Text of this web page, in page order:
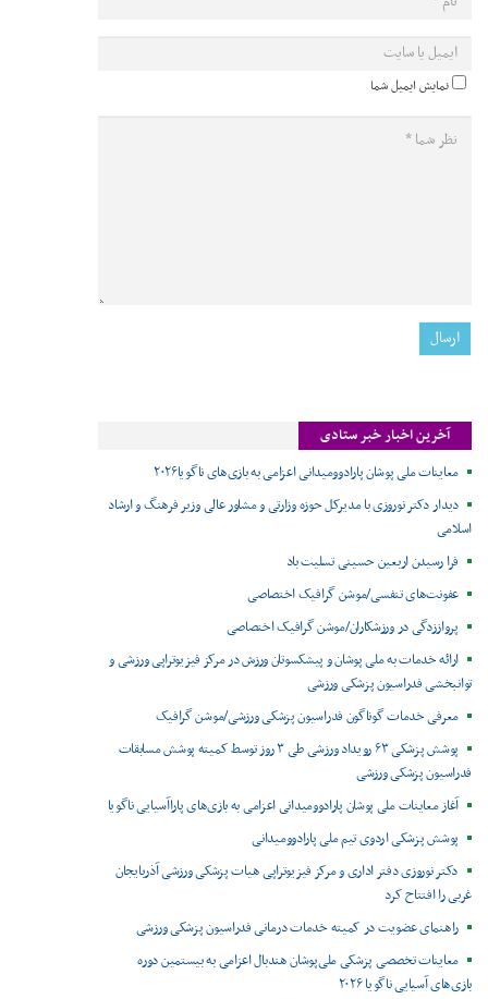
نمایش ایمیل شما
آخرین اخبار خبر ستادی
معاینات ملی پوشان پارادوومیدانی اعزامی به بازی‌های ناگویا۲۰۲۶
دیدار دکتر نوروزی با مدیرکل حوزه وزارتی و مشاور عالی وزیر فرهنگ و ارشاد
اسلامی
فرا رسیدن اربعین حسینی تسلیت باد
عفونت‌های تنفسی/موشن گرافیک اختصاصی
پرواززدگی در ورزشکاران/موشن گرافیک اختصاصی
ارائه خدمات به ملی پوشان و پیشکسوتان ورزش در مرکز فیزیوتراپی ورزشی و
توانبخشی فدراسیون پزشکی ورزشی
معرفی خدمات گوناگون فدراسیون پزشکی ورزشی/موشن گرافیک
پوشش پزشکی ۶۳ رویداد ورزشی طی ۳ روز توسط کمیته پوشش مسابقات
فدراسیون پزشکی ورزشی
آغاز معاینات ملی پوشان پارادوومیدانی اعزامی به بازی‌های پاراآسیایی ناگویا
پوشش پزشکی اردوی تیم ملی پارادوومیدانی
دکتر نوروزی دفتر اداری و مرکز فیزیوتراپی هیات پزشکی ورزشی آذربایجان
غربی را افتتاح کرد
راهنمای عضویت در کمیته خدمات درمانی فدراسیون پزشکی ورزشی
معاینات تخصصی پزشکی ملی‌پوشان هندبال اعزامی به بیستمین دوره
بازی‌های آسیایی ناگویا ۲۰۲۶